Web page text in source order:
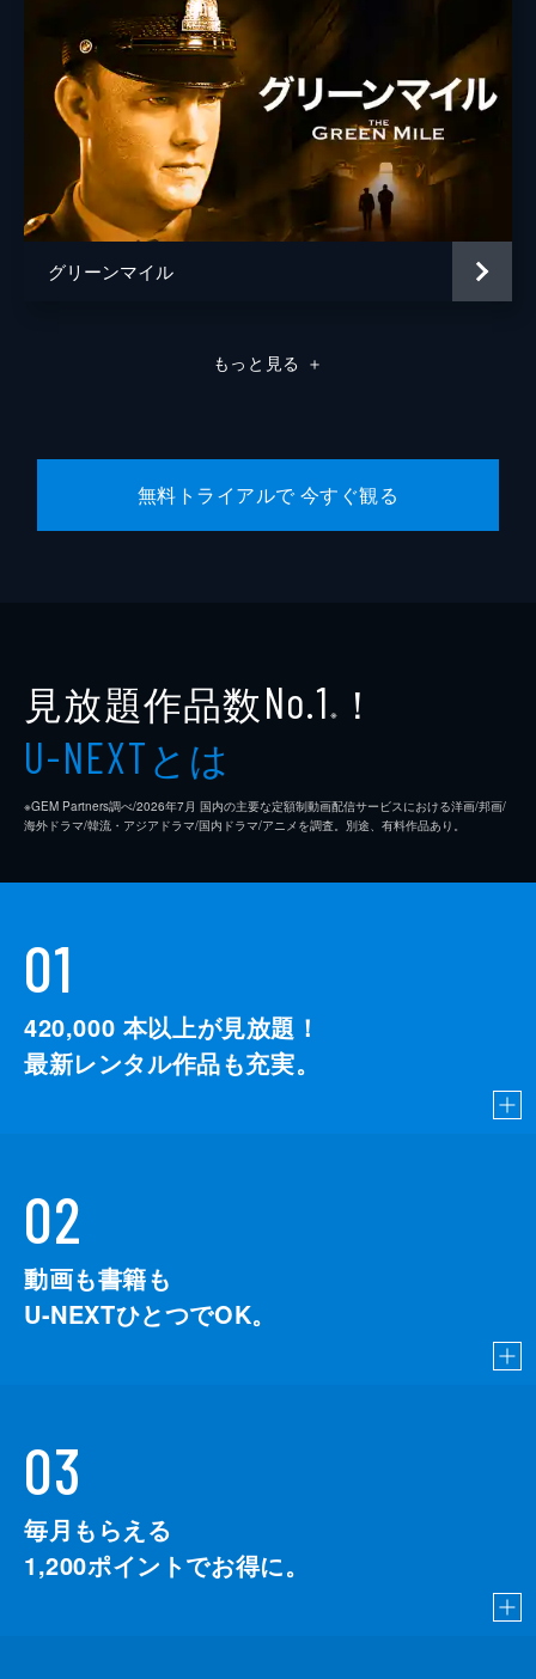
グリーンマイル
もっと見る ＋
無料トライアルで 今すぐ観る
見放題作品数No.1 ※ ！
U-NEXTとは
※GEM Partners調べ/2026年7⽉ 国内の主要な定額制動画配信サービスにおける洋画/邦画/
海外ドラマ/韓流・アジアドラマ/国内ドラマ/アニメを調査。別途、有料作品あり。
01
420,000 本以上が見放題！
最新レンタル作品も充実。
02
動画も書籍も
U-NEXTひとつでOK。
03
毎月もらえる
1,200ポイントでお得に。